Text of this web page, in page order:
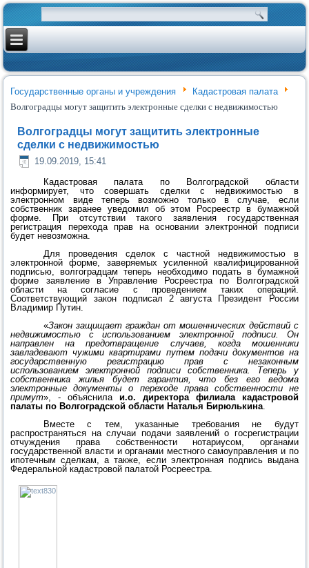
Государственные органы и учреждения
Кадастровая палата
Волгоградцы могут защитить электронные сделки с недвижимостью
Волгоградцы могут защитить электронные
сделки с недвижимостью
19.09.2019, 15:41
Кадастровая палата по Волгоградской области
информирует, что совершать сделки с недвижимостью в
электронном виде теперь возможно только в случае, если
собственник заранее уведомил об этом Росреестр в бумажной
форме. При отсутствии такого заявления государственная
регистрация перехода прав на основании электронной подписи
будет невозможна.
Для проведения сделок с частной недвижимостью в
электронной форме, заверяемых усиленной квалифицированной
подписью, волгоградцам теперь необходимо подать в бумажной
форме заявление в Управление Росреестра по Волгоградской
области на согласие с проведением таких операций.
Соответствующий закон подписал 2 августа Президент России
Владимир Путин.
«Закон защищает граждан от мошеннических действий с
недвижимостью с использованием электронной подписи. Он
направлен на предотвращение случаев, когда мошенники
завладевают чужими квартирами путем подачи документов на
государственную регистрацию прав с незаконным
использованием электронной подписи собственника. Теперь у
собственника жилья будет гарантия, что без его ведома
электронные документы о переходе права собственности не
примут», - объяснила и.о. директора филиала кадастровой
палаты по Волгоградской области Наталья Бирюлькина.
Вместе с тем, указанные требования не будут
распространяться на случаи подачи заявлений о госрегистрации
отчуждения права собственности нотариусом, органами
государственной власти и органами местного самоуправления и по
ипотечным сделкам, а также, если электронная подпись выдана
Федеральной кадастровой палатой Росреестра.